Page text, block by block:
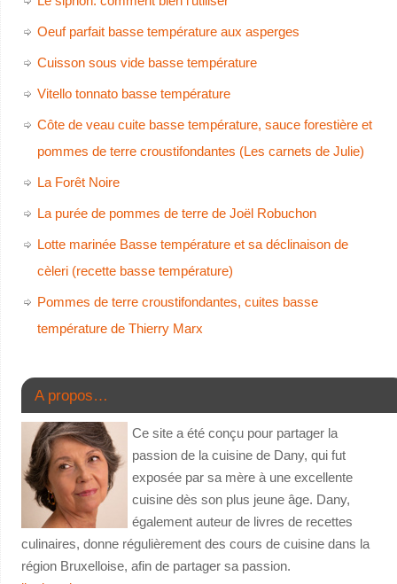
Oeuf parfait basse température aux asperges
Cuisson sous vide basse température
Vitello tonnato basse température
Côte de veau cuite basse température, sauce forestière et
pommes de terre croustifondantes (Les carnets de Julie)
La Forêt Noire
La purée de pommes de terre de Joël Robuchon
Lotte marinée Basse température et sa déclinaison de
cèleri (recette basse température)
Pommes de terre croustifondantes, cuites basse
température de Thierry Marx
A propos…
Ce site a été conçu pour partager la
passion de la cuisine de Dany, qui fut
exposée par sa mère à une excellente
cuisine dès son plus jeune âge. Dany,
également auteur de livres de recettes
culinaires, donne régulièrement des cours de cuisine dans la
région Bruxelloise, afin de partager sa passion.